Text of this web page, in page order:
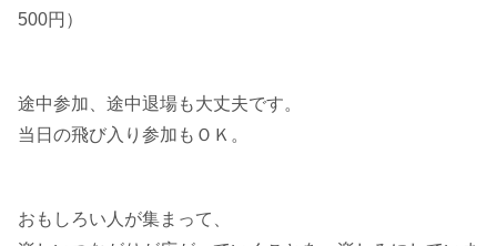
500円）
途中参加、途中退場も大丈夫です。
当日の飛び入り参加もＯＫ。
おもしろい人が集まって、